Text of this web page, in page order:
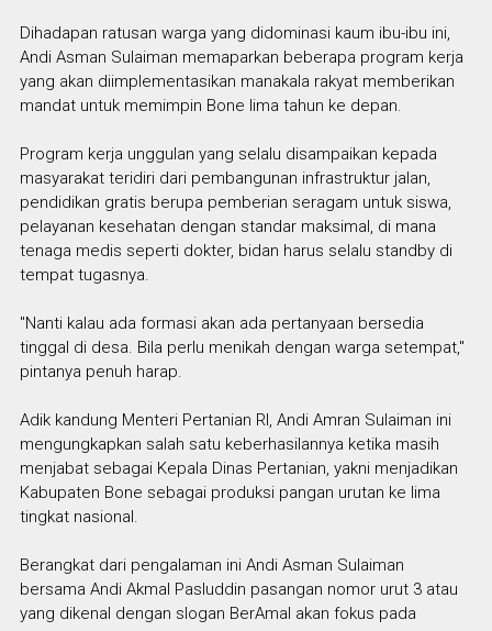
Dihadapan ratusan warga yang didominasi kaum ibu-ibu ini,
Andi Asman Sulaiman memaparkan beberapa program kerja
yang akan diimplementasikan manakala rakyat memberikan
mandat untuk memimpin Bone lima tahun ke depan.
Program kerja unggulan yang selalu disampaikan kepada
masyarakat teridiri dari pembangunan infrastruktur jalan,
pendidikan gratis berupa pemberian seragam untuk siswa,
pelayanan kesehatan dengan standar maksimal, di mana
tenaga medis seperti dokter, bidan harus selalu standby di
tempat tugasnya.
"Nanti kalau ada formasi akan ada pertanyaan bersedia
tinggal di desa. Bila perlu menikah dengan warga setempat,"
pintanya penuh harap.
Adik kandung Menteri Pertanian RI, Andi Amran Sulaiman ini
mengungkapkan salah satu keberhasilannya ketika masih
menjabat sebagai Kepala Dinas Pertanian, yakni menjadikan
Kabupaten Bone sebagai produksi pangan urutan ke lima
tingkat nasional.
Berangkat dari pengalaman ini Andi Asman Sulaiman
bersama Andi Akmal Pasluddin pasangan nomor urut 3 atau
yang dikenal dengan slogan BerAmal akan fokus pada